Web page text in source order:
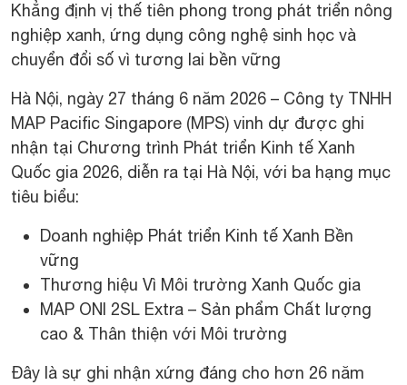
Khẳng định vị thế tiên phong trong phát triển nông
nghiệp xanh, ứng dụng công nghệ sinh học và
chuyển đổi số vì tương lai bền vững
Hà Nội, ngày 27 tháng 6 năm 2026 – Công ty TNHH
MAP Pacific Singapore (MPS) vinh dự được ghi
nhận tại Chương trình Phát triển Kinh tế Xanh
Quốc gia 2026, diễn ra tại Hà Nội, với ba hạng mục
tiêu biểu:
Doanh nghiệp Phát triển Kinh tế Xanh Bền
vững
Thương hiệu Vì Môi trường Xanh Quốc gia
MAP ONI 2SL Extra – Sản phẩm Chất lượng
cao & Thân thiện với Môi trường
Đây là sự ghi nhận xứng đáng cho hơn 26 năm